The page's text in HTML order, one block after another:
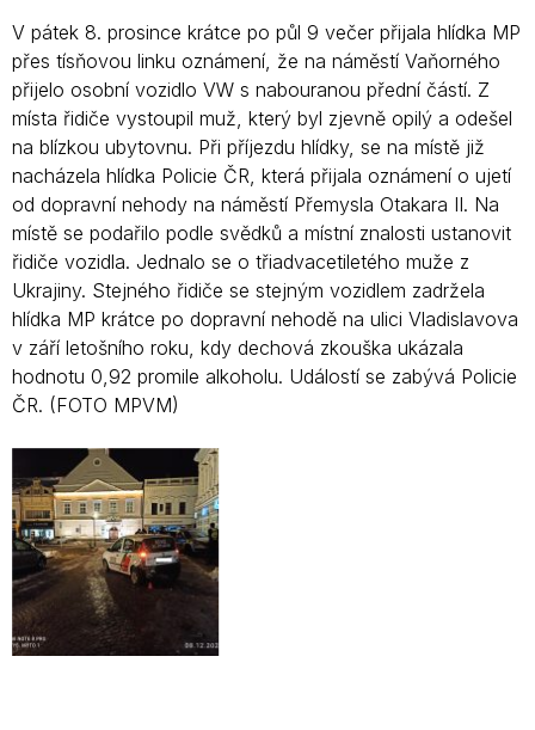
V pátek 8. prosince krátce po půl 9 večer přijala hlídka MP
přes tísňovou linku oznámení, že na náměstí Vaňorného
přijelo osobní vozidlo VW s nabouranou přední částí. Z
místa řidiče vystoupil muž, který byl zjevně opilý a odešel
na blízkou ubytovnu. Při příjezdu hlídky, se na místě již
nacházela hlídka Policie ČR, která přijala oznámení o ujetí
od dopravní nehody na náměstí Přemysla Otakara II. Na
místě se podařilo podle svědků a místní znalosti ustanovit
řidiče vozidla. Jednalo se o třiadvacetiletého muže z
Ukrajiny. Stejného řidiče se stejným vozidlem zadržela
hlídka MP krátce po dopravní nehodě na ulici Vladislavova
v září letošního roku, kdy dechová zkouška ukázala
hodnotu 0,92 promile alkoholu. Událostí se zabývá Policie
ČR. (FOTO MPVM)